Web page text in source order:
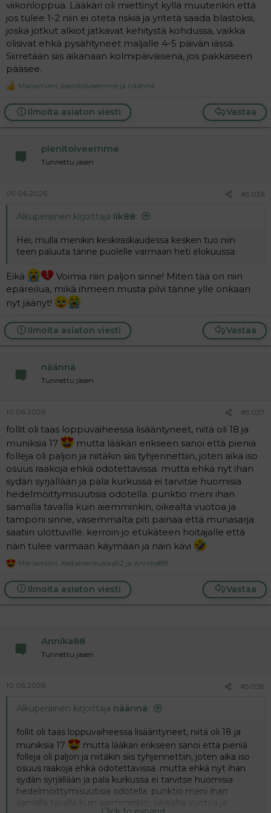
viikonloppua. Lääkäri oli miettinyt kyllä muutenkin että
jos tulee 1-2 niin ei oteta riskiä ja yritetä saada blastoksi,
joska jotkut alkiot jatkavat kehitystä kohdussa, vaikka
olisivat ehkä pysähtyneet maljalle 4-5 päivän iässä.
Siirretään siis aikanaan kolmipäiväisenä, jos pakkaseen
pääsee.
R
a
c
t
Mariamimi, pienitoiveemme ja näännä
Vastaa
Ilmoita asiaton viesti
pienitoiveemme
Tunnettu jäsen
09.06.2026 #5 036
Alkuperäinen kirjoittaja Iik88:
Hei, mulla menikin keskiraskaudessa kesken tuo niin
teen paluuta tänne puolelle varmaan heti elokuussa.
Eikä
Voimia niin paljon sinne! Miten tää on niin
epäreilua, mikä ihmeen musta pilvi tänne ylle onkaan
nyt jäänyt!
Vastaa
Ilmoita asiaton viesti
näännä
Tunnettu jäsen
10.06.2026 #5 037
follit oli taas loppuvaiheessa lisääntyneet, niitä oli 18 ja
muniksia 17
mutta lääkäri erikseen sanoi että pieniä
folleja oli paljon ja niitäkin siis tyhjennettiin, joten aika iso
osuus raakoja ehkä odotettavissa. mutta ehkä nyt ihan
sydän syrjällään ja pala kurkussa ei tarvitse huomisia
hedelmöittymisuutisia odotella. punktio meni ihan
samalla tavalla kuin aiemminkin, oikealta vuotoa ja
tamponi sinne, vasemmalta piti painaa että munasarja
saatiin ulottuville. kerroin jo etukäteen hoitajalle että
näin tulee varmaan käymään ja näin kävi
R
a
c
t
Mariamimi Keltainenkukka92 ja Annika88
Vastaa
Ilmoita asiaton viesti
Annika88
Tunnettu jäsen
10.06.2026 #5 038
Alkuperäinen kirjoittaja näännä:
follit oli taas loppuvaiheessa lisääntyneet, niitä oli 18 ja
muniksia 17
mutta lääkäri erikseen sanoi että pieniä
folleja oli paljon ja niitäkin siis tyhjennettiin, joten aika iso
osuus raakoja ehkä odotettavissa. mutta ehkä nyt ihan
sydän syrjällään ja pala kurkussa ei tarvitse huomisia
hedelmöittymisuutisia odotella. punktio meni ihan
samalla tavalla kuin aiemminkin, oikealta vuotoa ja